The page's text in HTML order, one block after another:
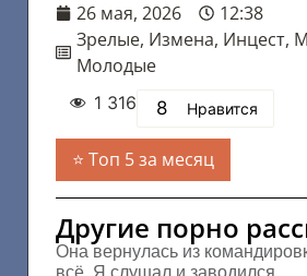
26 мая, 2026
12:38
Зрелые, Измена, Инцест,
Молодые
1 316 8 Нравится
Топ 5 за месяц
Другие порно
Она вернулась из